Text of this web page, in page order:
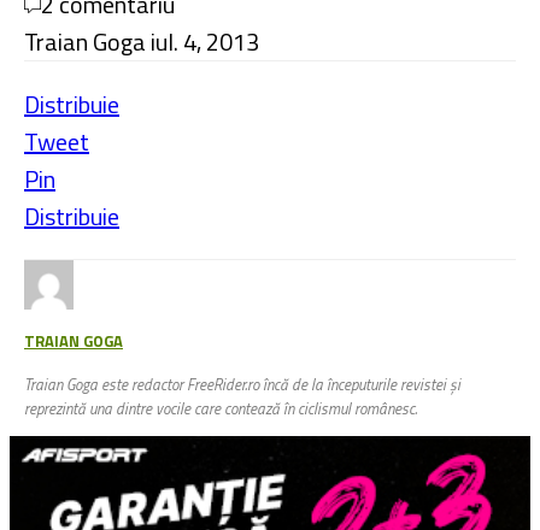
TRAIAN GOGA
Traian Goga este redactor FreeRider.ro încă de la începuturile revistei și
reprezintă una dintre vocile care contează în ciclismul românesc.
Traian Gogaiul. 4, 2013
Distribuie
Tweet
Pin
Distribuie
Vezi Comentarii (2)